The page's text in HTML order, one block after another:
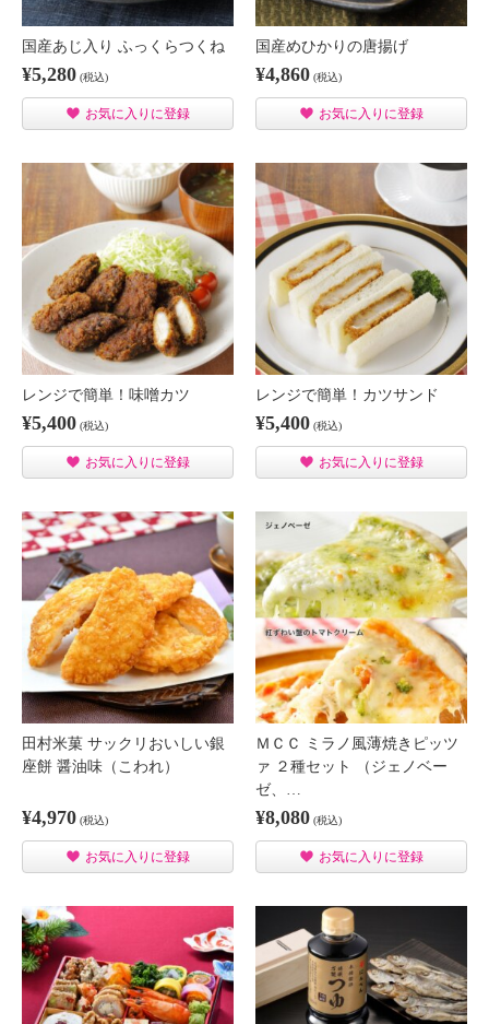
国産あじ入り ふっくらつくね
¥5,280 (税込)
お気に入りに登録
国産めひかりの唐揚げ
¥4,860 (税込)
お気に入りに登録
レンジで簡単！味噌カツ
¥5,400 (税込)
お気に入りに登録
レンジで簡単！カツサンド
¥5,400 (税込)
お気に入りに登録
田村米菓 サックリおいしい銀
座餅 醤油味（こわれ）
¥4,970 (税込)
お気に入りに登録
ＭＣＣ ミラノ風薄焼きピッツ
ァ ２種セット （ジェノベー
ゼ、…
¥8,080 (税込)
お気に入りに登録